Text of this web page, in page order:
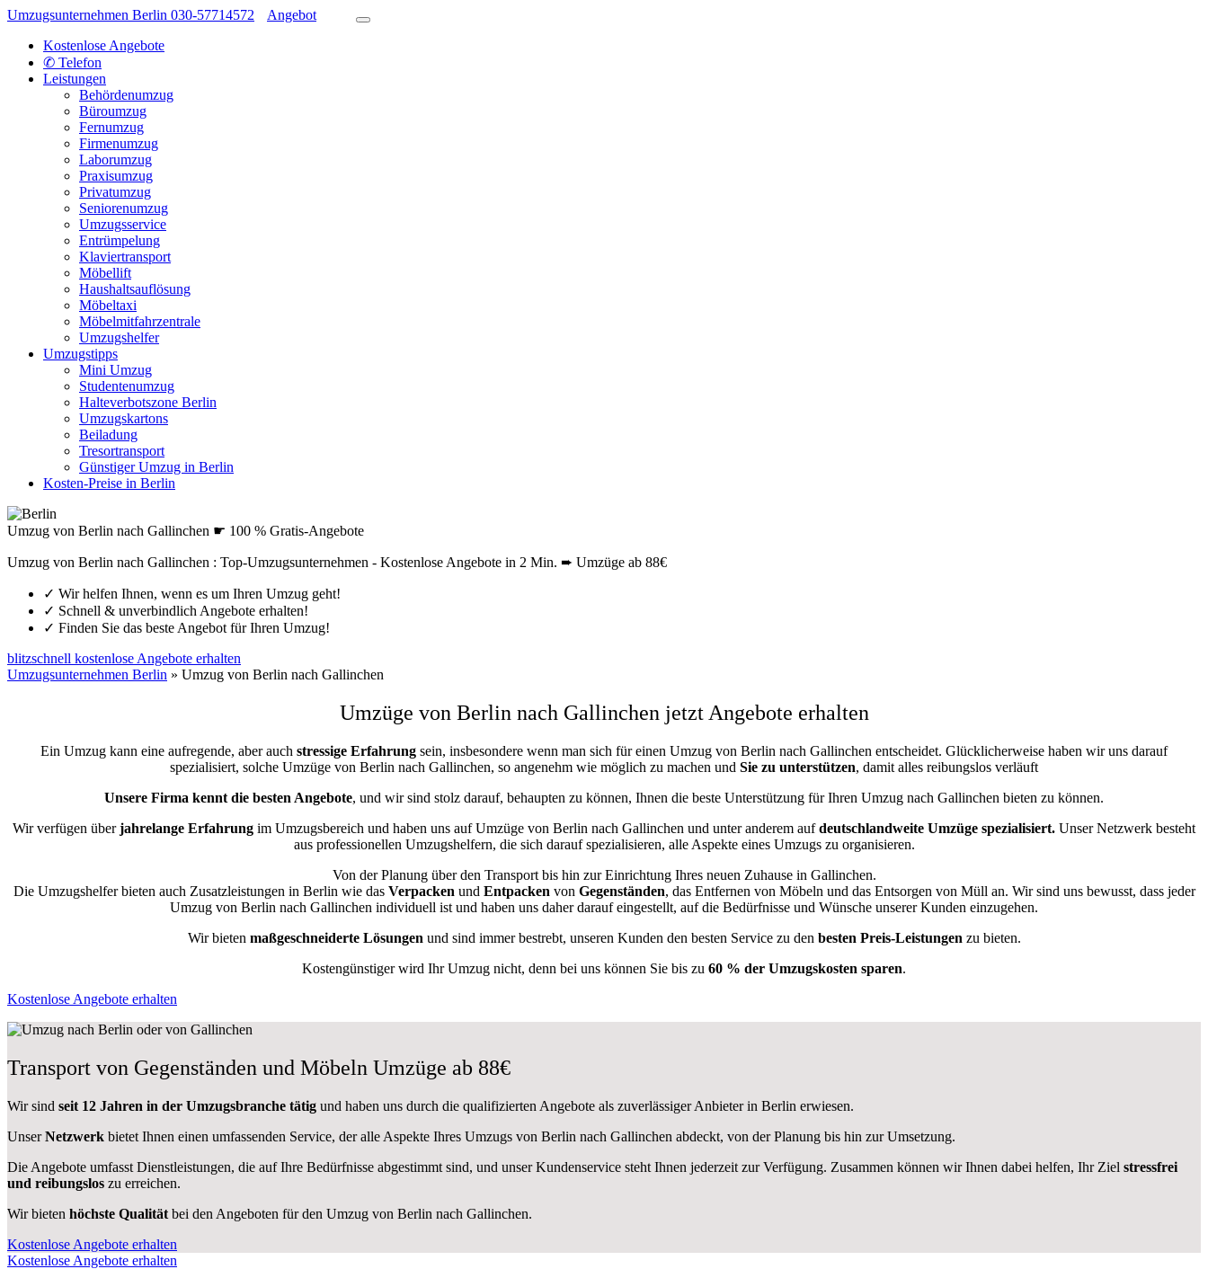
Umzugsunternehmen Berlin 030-57714572
Angebot
Kostenlose Angebote
✆ Telefon
Leistungen
Behördenumzug
Büroumzug
Fernumzug
Firmenumzug
Laborumzug
Praxisumzug
Privatumzug
Seniorenumzug
Umzugsservice
Entrümpelung
Klaviertransport
Möbellift
Haushaltsauflösung
Möbeltaxi
Möbelmitfahrzentrale
Umzugshelfer
Umzugstipps
Mini Umzug
Studentenumzug
Halteverbotszone Berlin
Umzugskartons
Beiladung
Tresortransport
Günstiger Umzug in Berlin
Kosten-Preise in Berlin
Umzug von Berlin nach Gallinchen ☛ 100 % Gratis-Angebote
Umzug von Berlin nach Gallinchen : Top-Umzugsunternehmen - Kostenlose Angebote in 2 Min. ➨ Umzüge ab 88€
✓ Wir helfen Ihnen, wenn es um Ihren Umzug geht!
✓ Schnell & unverbindlich Angebote erhalten!
✓ Finden Sie das beste Angebot für Ihren Umzug!
blitzschnell kostenlose Angebote erhalten
Umzugsunternehmen Berlin » Umzug von Berlin nach Gallinchen
Umzüge von Berlin nach Gallinchen jetzt Angebote erhalten
Ein Umzug kann eine aufregende, aber auch stressige Erfahrung sein, insbesondere wenn man sich für einen Umzug von Berlin nach Gallinchen entscheidet. Glücklicherweise haben wir uns darauf
spezialisiert, solche Umzüge von Berlin nach Gallinchen, so angenehm wie möglich zu machen und Sie zu unterstützen, damit alles reibungslos verläuft
Unsere Firma kennt die besten Angebote, und wir sind stolz darauf, behaupten zu können, Ihnen die beste Unterstützung für Ihren Umzug nach Gallinchen bieten zu können.
Wir verfügen überjahrelange Erfahrung im Umzugsbereich und haben uns auf Umzüge von Berlin nach Gallinchen und unter anderem aufdeutschlandweite Umzüge spezialisiert. Unser Netzwerk besteht
aus professionellen Umzugshelfern, die sich darauf spezialisieren, alle Aspekte eines Umzugs zu organisieren.
Von der Planung über den Transport bis hin zur Einrichtung Ihres neuen Zuhause in Gallinchen.
Die Umzugshelfer bieten auch Zusatzleistungen in Berlin wie das Verpacken und Entpacken von Gegenständen, das Entfernen von Möbeln und das Entsorgen von Müll an. Wir sind uns bewusst, dass jeder
Umzug von Berlin nach Gallinchen individuell ist und haben uns daher darauf eingestellt, auf die Bedürfnisse und Wünsche unserer Kunden einzugehen.
Wir bieten maßgeschneiderte Lösungen und sind immer bestrebt, unseren Kunden den besten Service zu den besten Preis-Leistungen zu bieten.
Kostengünstiger wird Ihr Umzug nicht, denn bei uns können Sie bis zu 60 % der Umzugskosten sparen.
Kostenlose Angebote erhalten
Transport von Gegenständen und Möbeln Umzüge ab 88€
Wir sind seit 12 Jahren in der Umzugsbranche tätig und haben uns durch die qualifizierten Angebote als zuverlässiger Anbieter in Berlin erwiesen.
UnserNetzwerk bietet Ihnen einen umfassenden Service, der alle Aspekte Ihres Umzugs von Berlin nach Gallinchen abdeckt, von der Planung bis hin zur Umsetzung.
Die Angebote umfasst Dienstleistungen, die auf Ihre Bedürfnisse abgestimmt sind, und unser Kundenservice steht Ihnen jederzeit zur Verfügung. Zusammen können wir Ihnen dabei helfen, Ihr Ziel stressfrei
und reibungslos zu erreichen.
Wir bieten höchste Qualität bei den Angeboten für den Umzug von Berlin nach Gallinchen.
Kostenlose Angebote erhalten
Kostenlose Angebote erhalten